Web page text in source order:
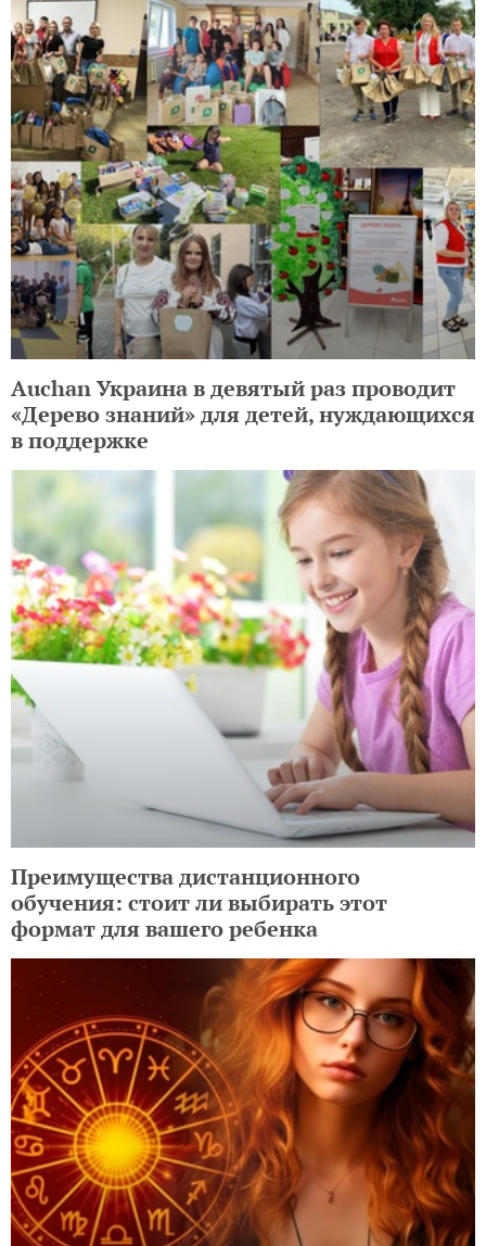
Auchan Украина в девятый раз проводит
«Дерево знаний» для детей, нуждающихся
в поддержке
Преимущества дистанционного
обучения: стоит ли выбирать этот
формат для вашего ребенка